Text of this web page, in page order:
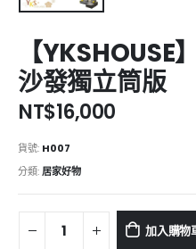
【YKSHOUSE
沙發獨立筒版
NT$16,000
貨號: H007
分類:居家好物
加入購物